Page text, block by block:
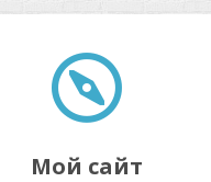
Мой сайт